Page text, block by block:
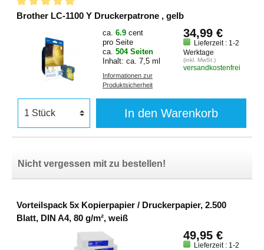
Brother LC-1100 Y Druckerpatrone , gelb
ca. 6.9 cent
pro Seite
ca. 504 Seiten
Inhalt: ca. 7,5 ml
Informationen zur
Produktsicherheit
34,99 €
Lieferzeit : 1-2
Werktage
(inkl. MwSt.)
versandkostenfrei
In den Warenkorb
Nicht vergessen mit zu bestellen!
Vorteilspack 5x Kopierpapier / Druckerpapier, 2.500
Blatt, DIN A4, 80 g/m², weiß
49,95 €
Lieferzeit : 1-2